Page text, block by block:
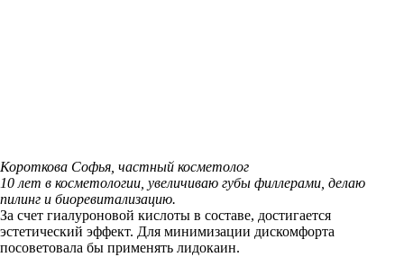
Короткова Софья, частный косметолог
10 лет в косметологии, увеличиваю губы филлерами, делаю
пилинг и биоревитализацию.
За счет гиалуроновой кислоты в составе, достигается
эстетический эффект. Для минимизации дискомфорта
посоветовала бы применять лидокаин.